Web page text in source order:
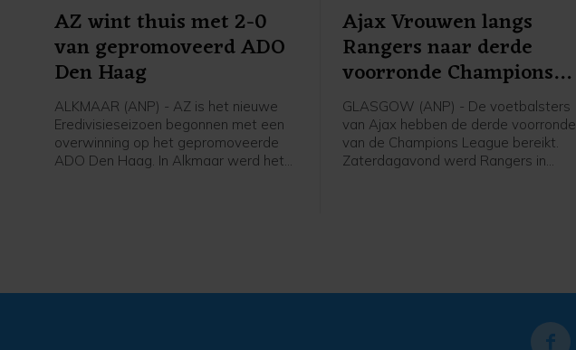
AZ wint thuis met 2-0
van gepromoveerd ADO
Den Haag
ALKMAAR (ANP) - AZ is het nieuwe
Eredivisieseizoen begonnen met een
overwinning op het gepromoveerde
ADO Den Haag. In Alkmaar werd het
Ajax Vrouwen langs
Rangers naar derde
voorronde Champions
League
GLASGOW (ANP) - De voetbalsters
van Ajax hebben de derde voorronde
van de Champions League bereikt.
Zaterdagavond werd Rangers in